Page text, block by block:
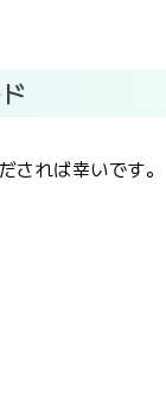
されば幸いです。